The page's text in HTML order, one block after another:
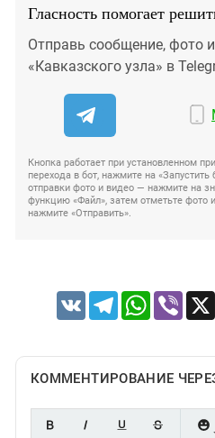
Гласность помогает
Отправь сообщение, фото
«Кавказского узла» в
Кнопка работает при установленном
перехода в бот, нажмите на
отправки фото и видео — нажмите на
функцию «Файл», затем отметьте фото
нажмите «Отправить».
VK TelegramWhatsApp
Viber
КОММЕНТИРОВАНИЕ